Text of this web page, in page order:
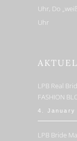
Uhr, Do
Uhr
LPB Real
FASHION
4. January
LPB Bride